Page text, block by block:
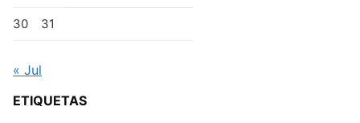
30 31
« Jul
ETIQUETAS